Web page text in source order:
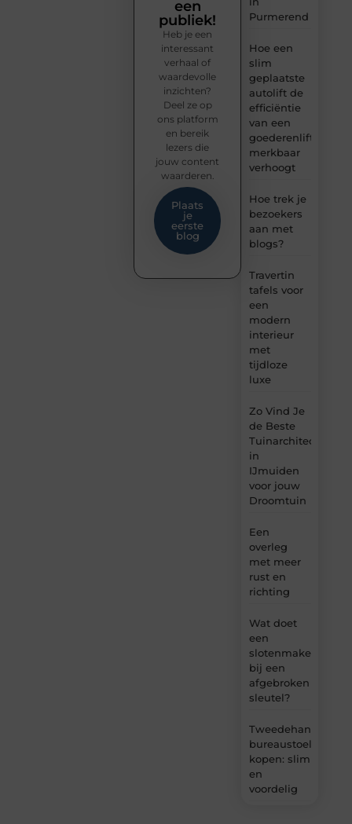
Purmerend
Hoe een
slim
geplaatste
autolift de
efficiëntie
van een
goederenlift
merkbaar
verhoogt
Hoe trek je
bezoekers
aan met
blogs?
Travertin
tafels voor
een
modern
interieur
met
tijdloze
luxe
Zo Vind Je
de Beste
Tuinarchitect
in
IJmuiden
voor jouw
Droomtuin
Een
overleg
met meer
rust en
richting
Wat doet
een
slotenmaker
bij een
afgebroken
sleutel?
Tweedehands
bureaustoel
kopen: slim
en
voordelig
een
publiek!
Heb je een
interessant
verhaal of
waardevolle
inzichten?
Deel ze op
ons platform
en bereik
lezers die
jouw content
waarderen.
Plaats
je
eerste
blog